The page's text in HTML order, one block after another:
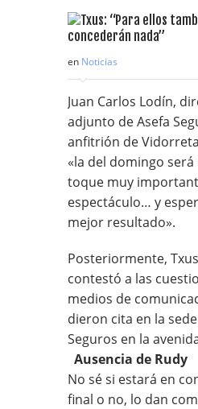
en Noticias
Juan Carlos Lodín,
adjunto de Asefa
anfitrión de
«la del domingo
toque muy
espectáculo… y
mejor resultado».
Posteriormente,
contestó a las
medios de
dieron cita en la
Seguros en la
Ausencia de Rudy
No sé si estará en
final o no, lo dan